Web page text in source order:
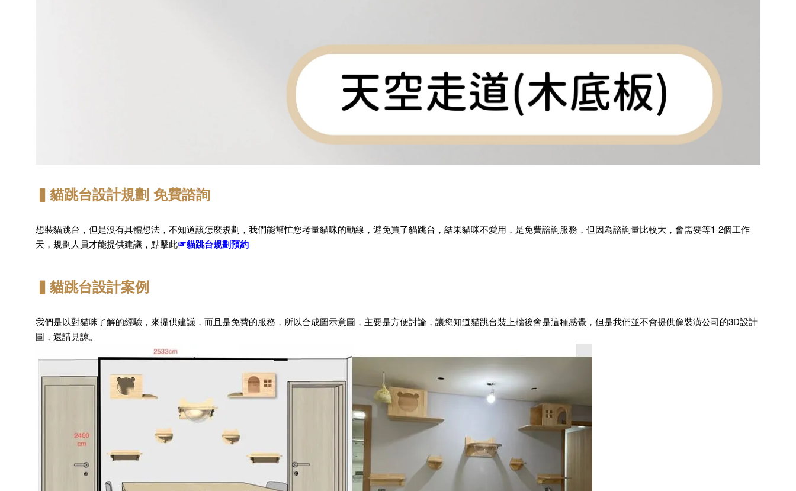
▍貓跳台設計規劃 免費諮詢
想裝貓跳台，但是沒有具體想法，不知道該怎麼規劃，我們能幫忙您考量貓咪的動線，避免買了貓跳台，結果貓咪不愛用，是免費諮詢服務，但因為諮詢量比較大，會需要等1-2個工作
天，規劃人員才能提供建議，點擊此☞貓跳台規劃預約
▍貓跳台設計案例
我們是以對貓咪了解的經驗，來提供建議，而且是免費的服務，所以合成圖示意圖，主要是方便討論，讓您知道貓跳台裝上牆後會是這種感覺，但是我們並不會提供像裝潢公司的3D設計
圖，還請見諒。